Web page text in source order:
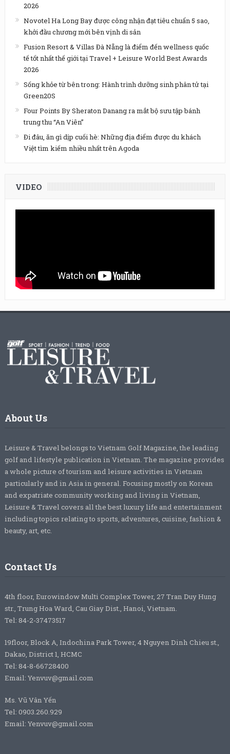
2026
Novotel Ha Long Bay được công nhận đạt tiêu chuẩn 5 sao,
khởi đầu chương mới bên vịnh di sản
Fusion Resort & Villas Đà Nẵng là điểm đến wellness quốc
tế tốt nhất thế giới tại Travel + Leisure World Best Awards
2026
Sống khỏe từ bên trong: Hành trình dưỡng sinh phân tử tại
Green20S
Four Points By Sheraton Danang ra mắt bộ sưu tập bánh
trung thu “An Viên”
Đi đâu, ăn gì dịp cuối hè: Những địa điểm được du khách
Việt tìm kiếm nhiều nhất trên Agoda
VIDEO
About Us
Leisure & Travel belongs to Vietnam Golf Magazine, the leading
golf and lifestyle publication in Vietnam. The magazine provides
a whole picture of tourism and leisure activities in Vietnam
particularly and in Asia in general. Focusing mostly on Korean
and expatriate community working and living in Vietnam,
Leisure & Travel covers all the best luxury life and entertainment
including topics relating to sports, adventures, cuisine, fashion &
beauty, art, etc.
Contact Us
4th floor, Eurowindow Multi Complex Tower, 27 Tran Duy Hung
str., Trung Hoa Ward, Cau Giay Dist., Hanoi, Vietnam.
Tel: 84-2-37473517
19floor, Block A, Indochina Park Tower, 4 Nguyen Dinh Chieu st.,
Dakao, District 1, HCMC
Tel: 84-8-66728400
Email: Yenvuv@gmail.com
Ms. Vũ Vân Yến
Tel: 0903.260.929
Email: Yenvuv@gmail.com